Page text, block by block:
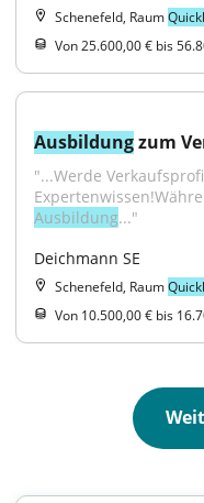
Schenefeld, Raum
Von 25.600,00 € bis
Ausbildung zum
"...Werde
Ausbildung..."
Deichmann SE
Schenefeld, Raum
Von 10.500,00 € bis